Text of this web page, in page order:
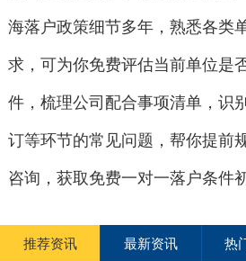
海落户政策细节多年，熟悉各类
求，可为你免费评估当前单位是
件，梳理公司配合事项清单，识
订等环节的常见问题，帮你提前
咨询，获取免费一对一落户条件
推荐资讯 最新资讯 热